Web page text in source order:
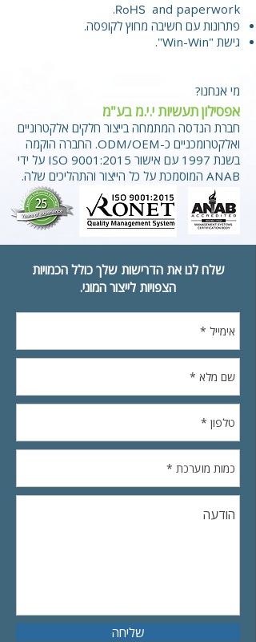
RoHS and paperwork.
פתרונות עם חשיבה מחוץ לקופסה.
גישת "Win-Win".
מי אנחנו?
אפסילון תעשיות י.י.מ בע"מ
חברת הנדסה המתמחה בייצור חלקים אלקטרוניים
ואלקטרומכניים כ-ODM/OEM. החברה הוקמה
בשנת 1997 עם אישור ISO 9001:2015 על ידי
ANAB המוסמכת על כל הייצור והתהליכים שלה.
שלח לנו את הדרישות שלך כולל הכמויות
הצפויות לייצור המוני.
שליחה